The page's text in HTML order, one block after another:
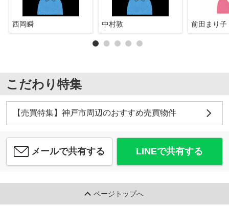
西岡瞬 中村敦 前田まり子
こだわり特集
【売買特集】神戸市周辺のおすすめ売買物件
メールで共有する LINEで共有する
ページトップへ